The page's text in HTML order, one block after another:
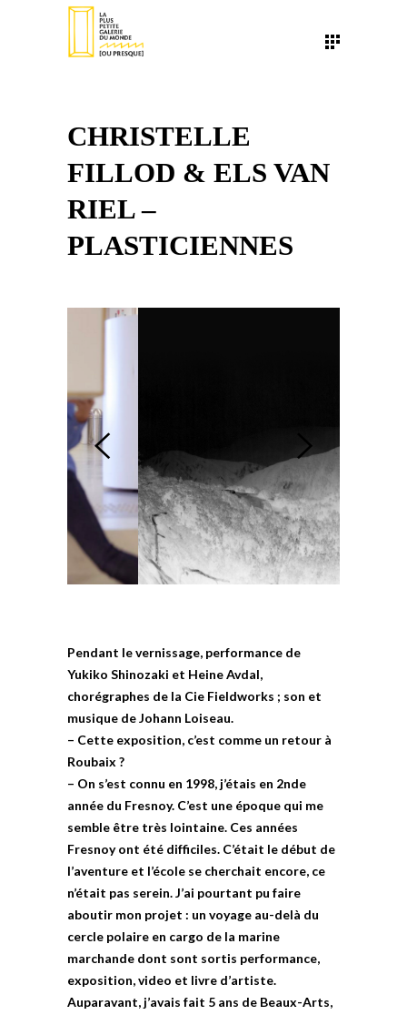
CHRISTELLE
FILLOD & ELS VAN
RIEL –
PLASTICIENNES
Pendant le vernissage, performance de
Yukiko Shinozaki et Heine Avdal,
chorégraphes de la Cie Fieldworks ; son et
musique de Johann Loiseau.
– Cette exposition, c’est comme un retour à
Roubaix ?
– On s’est connu en 1998, j’étais en 2nde
année du Fresnoy. C’est une époque qui me
semble être très lointaine. Ces années
Fresnoy ont été difficiles. C’était le début de
l’aventure et l’école se cherchait encore, ce
n’était pas serein. J’ai pourtant pu faire
aboutir mon projet : un voyage au-delà du
cercle polaire en cargo de la marine
marchande dont sont sortis performance,
exposition, video et livre d’artiste.
Auparavant, j’avais fait 5 ans de Beaux-Arts,